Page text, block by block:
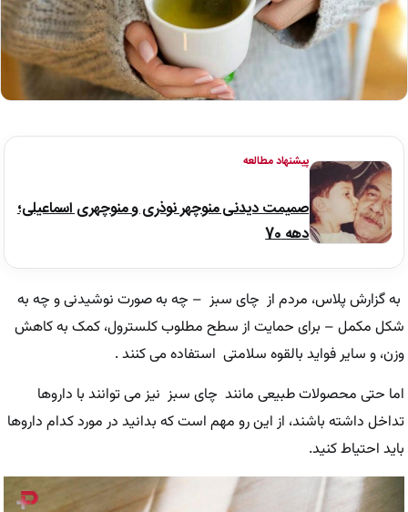
پیشنهاد مطالعه
صمیمت دیدنی منوچهر نوذری و منوچهری اسماعیلی؛
دهه 70
به گزارش پلاس، مردم از چای سبز – چه به صورت نوشیدنی و چه به
شکل مکمل – برای حمایت از سطح مطلوب کلسترول، کمک به کاهش
وزن، و سایر فواید بالقوه سلامتی استفاده می کنند .
اما حتی محصولات طبیعی مانند چای سبز نیز می توانند با داروها
تداخل داشته باشند، از این رو مهم است که بدانید در مورد کدام داروها
باید احتیاط کنید.